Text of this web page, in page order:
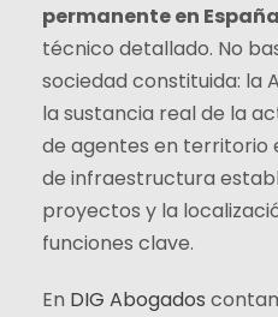
permanente en España
técnico detallado. No
sociedad constituida: la
la sustancia real de la
de agentes en territorio
de infraestructura
proyectos y la
funciones clave.
En DIG Abogados